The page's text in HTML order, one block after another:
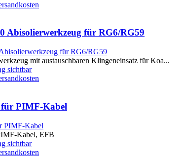
Abisolierwerkzeug für RG6/RG59
mit austauschbaren Klingeneinsatz für Koa...
sichtbar
für PIMF-Kabel
Kabel, EFB
sichtbar